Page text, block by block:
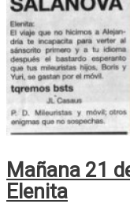
Mañana 21
Elenita